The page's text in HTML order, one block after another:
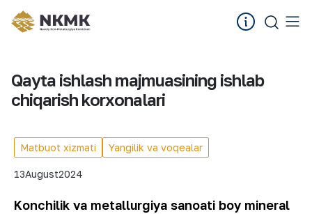
Qayta ishlash majmuasining ishlab
chiqarish korxonalari
Matbuot xizmati Yangilik va voqealar
13August2024
Konchilik va metallurgiya sanoati boy mineral